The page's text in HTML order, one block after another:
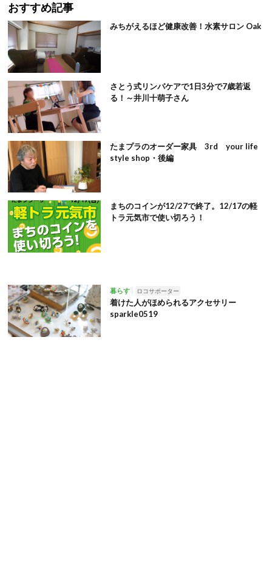
おすすめ記事
みちがえるほど健康改善！水素サロン Oak
さとう式リンパケアで1日3分で7歳若返
る！～井川十萌子さん
たまプラのオーダー家具 3rd your life
style shop・後編
まちのコインが12/27で終了。12/17の軽
トラ元気市で使い切ろう！
暮らす ロコサポーター
着けた人がほめられるアクセサリー
sparkle0519